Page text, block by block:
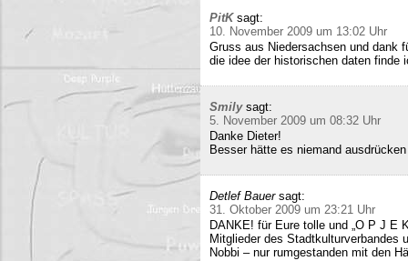
PitK sagt:
10. November 2009 um 13:02 Uhr
Gruss aus Niedersachsen und dank
die idee der historischen daten finde
Smily sagt:
5. November 2009 um 08:32 Uhr
Danke Dieter!
Besser hätte es niemand
Detlef Bauer sagt:
31. Oktober 2009 um 23:21 Uhr
DANKE! für Eure tolle und „O P J E
Mitglieder des Stadtkulturverbandes
Nobbi – nur rumgestanden mit den